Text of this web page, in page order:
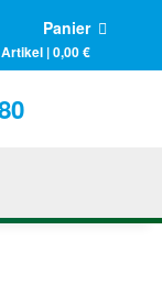
Panier
| 0,00 €